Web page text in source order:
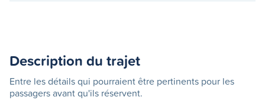
Description du trajet
Entre les détails qui pourraient être pertinents pour les
passagers avant qu'ils réservent.